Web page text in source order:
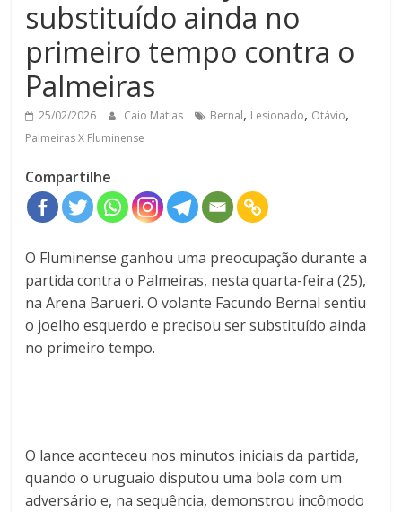
substituído ainda no
primeiro tempo contra o
Palmeiras
25/02/2026 Caio Matias Bernal, Lesionado, Otávio,
Palmeiras X Fluminense
Compartilhe
O Fluminense ganhou uma preocupação durante a
partida contra o Palmeiras, nesta quarta-feira (25),
naArena Barueri. O volante Facundo Bernal sentiu
o joelho esquerdo e precisou ser substituído ainda
no primeiro tempo.
O lance aconteceu nos minutos iniciais da partida,
quando o uruguaio disputou uma bola com um
adversário e, na sequência, demonstrou incômodo